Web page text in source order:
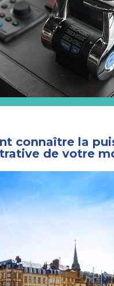
connaître la
de votre